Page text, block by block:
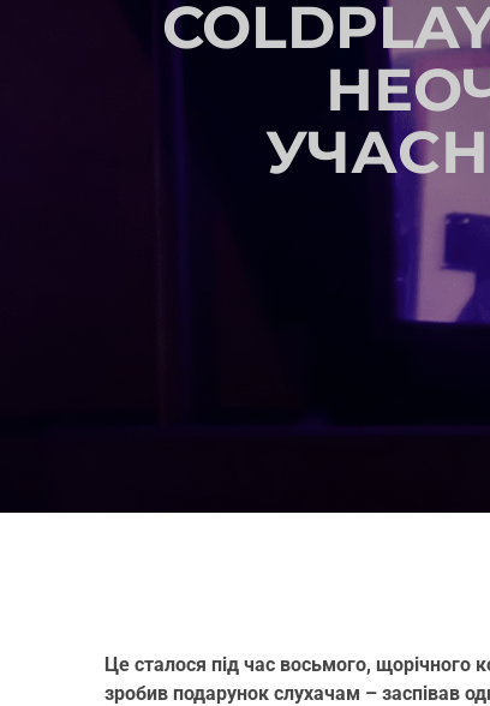
Це сталося під час восьмого, щорічного
зробив подарунок слухачам – заспівав